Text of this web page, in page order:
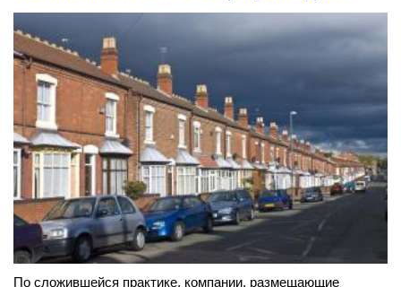
По сложившейся практике, компании, размещающие